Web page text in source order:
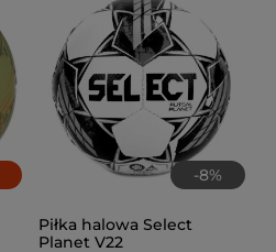
-8%
Piłka halowa Select
Planet V22